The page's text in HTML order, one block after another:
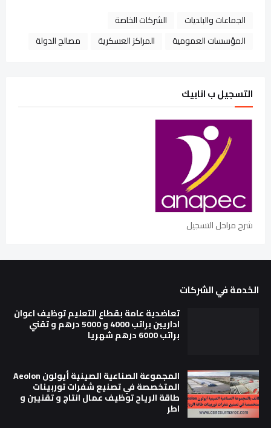
الجماعات والبلديات
الشركات الخاصة
المؤسسات العمومية
المراكز العسكرية مصالح الدولة
التسجيل ب انابيك
شرح مراحل التسجيل
الخدمة في الشركات
تعاضدية عامة بقطاع التعليم توظيف اعوان
اداريين براتب 4000 و 5000 درهم و تقني
براتب 6000 درهم شهريا
المجموعة الصناعية الصينية أيولون Aeolon
المتخصصة في تصنيع شفرات توربينات
طاقة الرياح توظيف عمال انتاج و تقنيين و
اطر